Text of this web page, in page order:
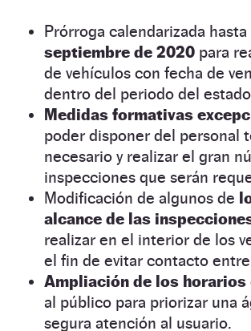
Prórroga calendarizada hasta
septiembre de 2020 para
de vehículos con fecha de
dentro del periodo del
Medidas formativas
poder disponer del personal
necesario y realizar el gran
inspecciones que serán
Modificación de algunos de
alcance de las
realizar en el interior de los
el fin de evitar contacto
Ampliación de los horarios
al público para priorizar una
segura atención al usuario.